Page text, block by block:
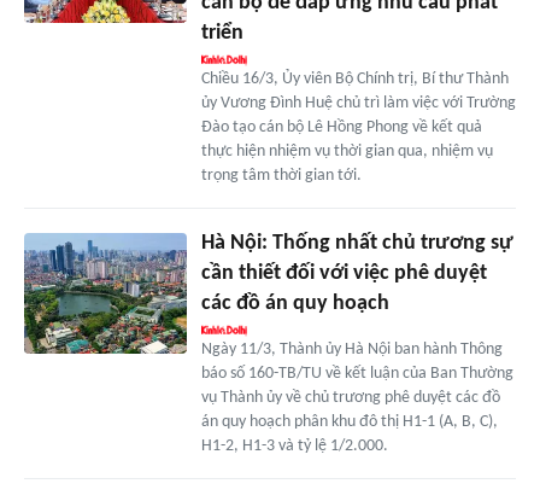
triển
Chiều 16/3, Ủy viên Bộ Chính trị, Bí thư Thành
ủy Vương Đình Huệ chủ trì làm việc với Trường
Đào tạo cán bộ Lê Hồng Phong về kết quả
thực hiện nhiệm vụ thời gian qua, nhiệm vụ
trọng tâm thời gian tới.
Hà Nội: Thống nhất chủ trương sự
cần thiết đối với việc phê duyệt
các đồ án quy hoạch
Ngày 11/3, Thành ủy Hà Nội ban hành Thông
báo số 160-TB/TU về kết luận của Ban Thường
vụ Thành ủy về chủ trương phê duyệt các đồ
án quy hoạch phân khu đô thị H1-1 (A, B, C),
H1-2, H1-3 và tỷ lệ 1/2.000.